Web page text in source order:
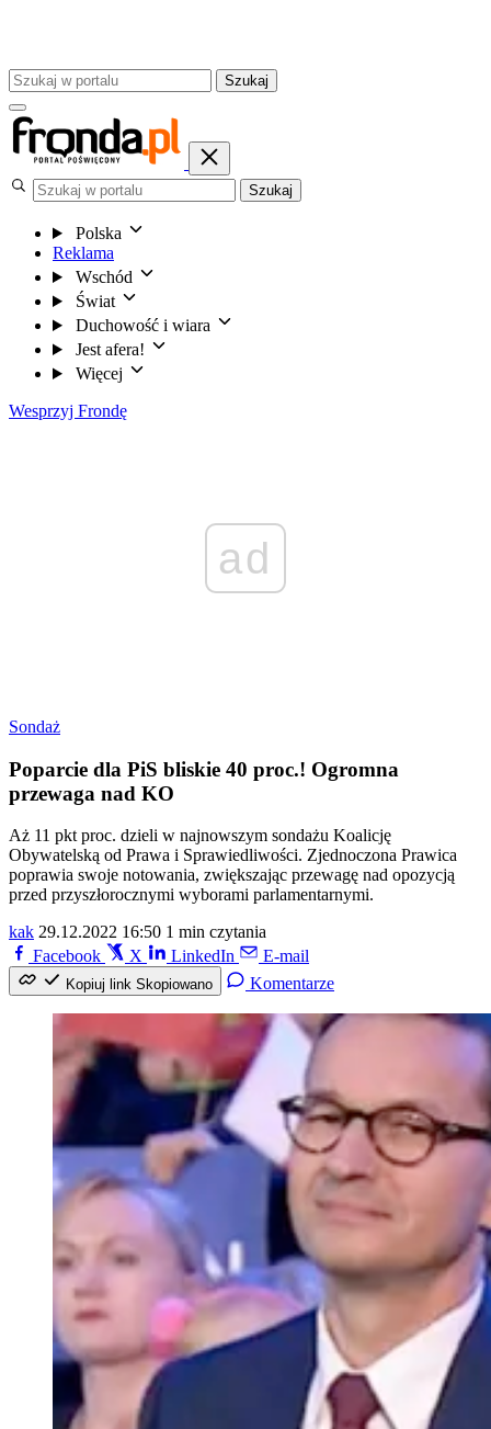
Szukaj
Szukaj
Polska
Reklama
Wschód
Świat
Duchowość i wiara
Jest afera!
Więcej
Wesprzyj Frondę
ad
Sondaż
Poparcie dla PiS bliskie 40 proc.! Ogromna
przewaga nad KO
Aż 11 pkt proc. dzieli w najnowszym sondażu Koalicję
Obywatelską od Prawa i Sprawiedliwości. Zjednoczona Prawica
poprawia swoje notowania, zwiększając przewagę nad opozycją
przed przyszłorocznymi wyborami parlamentarnymi.
kak 29.12.2022 16:50 1 min czytania
Facebook
X LinkedIn E-mail
Kopiuj link Skopiowano Komentarze